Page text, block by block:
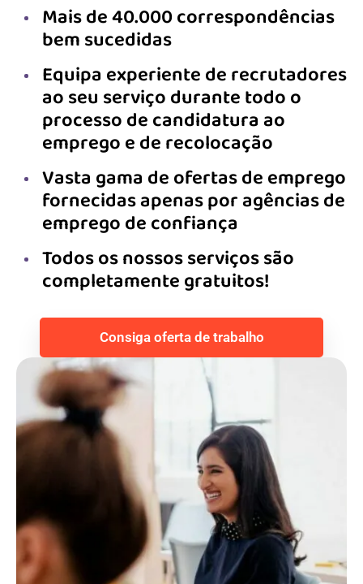
Mais de 40.000 correspondências
bem sucedidas
Equipa experiente de recrutadores
ao seu serviço durante todo o
processo de candidatura ao
emprego e de recolocação
Vasta gama de ofertas de emprego
fornecidas apenas por agências de
emprego de confiança
Todos os nossos serviços são
completamente gratuitos!
Consiga oferta de trabalho